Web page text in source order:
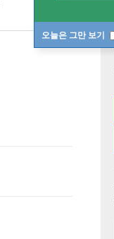
오늘은 그만 보기